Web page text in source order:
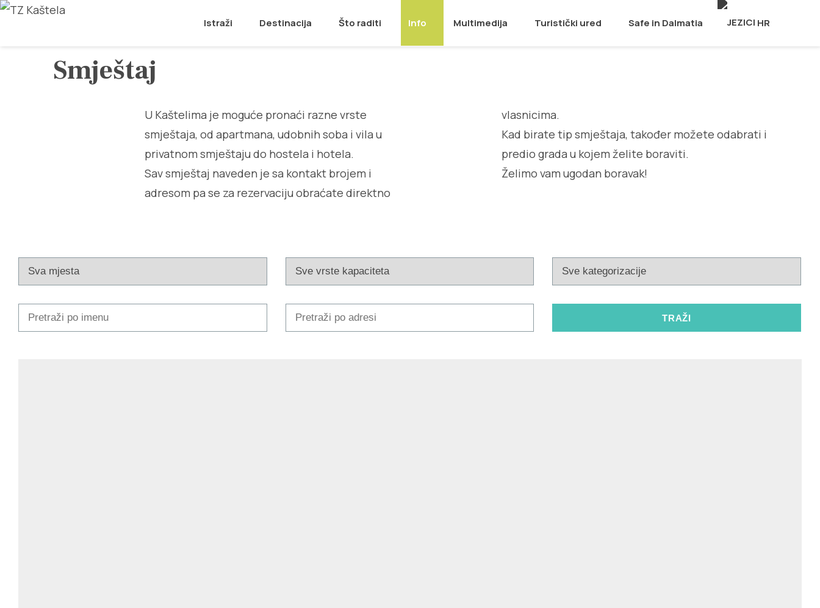
Istraži Destinacija Što raditi Info Multimedija Turistički ured Safe in Dalmatia HR
Smještaj
U Kaštelima je moguće pronaći razne vrste
smještaja, od apartmana, udobnih soba i vila u
privatnom smještaju do hostela i hotela.
Sav smještaj naveden je sa kontakt brojem i
adresom pa se za rezervaciju obraćate direktno
vlasnicima.
Kad birate tip smještaja, također možete odabrati i
predio grada u kojem želite boraviti.
Želimo vam ugodan boravak!